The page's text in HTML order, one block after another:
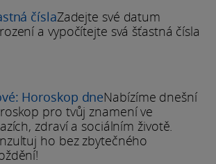
číslaZadejte své datum
a vypočítejte svá šťastná čísla
Horoskop dneNabízíme dnešní
pro tvůj znamení ve
zdraví a sociálním životě.
ho bez zbytečného